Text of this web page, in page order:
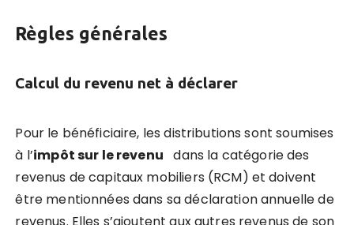
Règles générales
Calcul du revenu net à déclarer
Pour le bénéficiaire, les distributions sont soumises
à l’impôt sur le revenu dans la catégorie des
revenus de capitaux mobiliers (RCM) et doivent
être mentionnées dans sa déclaration annuelle de
revenus. Elles s’ajoutent aux autres revenus de son